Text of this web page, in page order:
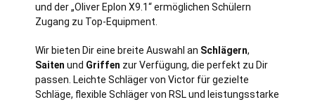
und der „Oliver Eplon X9.1“ ermöglichen Schülern
Zugang zu Top-Equipment.
Wir bieten Dir eine breite Auswahl an Schlägern,
Saiten und Griffen zur Verfügung, die perfekt zu Dir
passen. Leichte Schläger von Victor für gezielte
Schläge, flexible Schläger von RSL und leistungsstarke